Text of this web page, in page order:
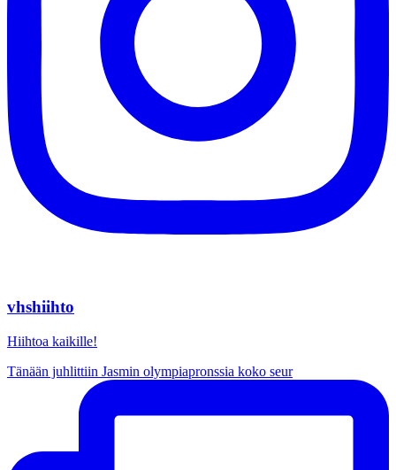
vhshiihto
Hiihtoa kaikille!
Tänään juhlittiin Jasmin olympiapronssia koko seur